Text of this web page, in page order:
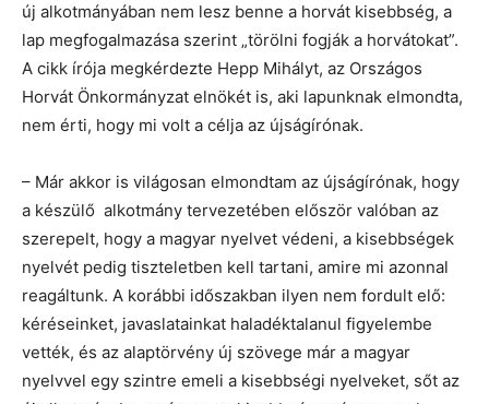
új alkotmányában nem lesz benne a horvát kisebbség, a
lap megfogalmazása szerint „törölni fogják a horvátokat”.
A cikk írója megkérdezte Hepp Mihályt, az Országos
Horvát Önkormányzat elnökét is, aki lapunknak elmondta,
nem érti, hogy mi volt a célja az újságírónak.
– Már akkor is világosan elmondtam az újságírónak, hogy
a készülő alkotmány tervezetében először valóban az
szerepelt, hogy a magyar nyelvet védeni, a kisebbségek
nyelvét pedig tiszteletben kell tartani, amire mi azonnal
reagáltunk. A korábbi időszakban ilyen nem fordult elő:
kéréseinket, javaslatainkat haladéktalanul figyelembe
vették, és az alaptörvény új szövege már a magyar
nyelvvel egy szintre emeli a kisebbségi nyelveket, sőt az